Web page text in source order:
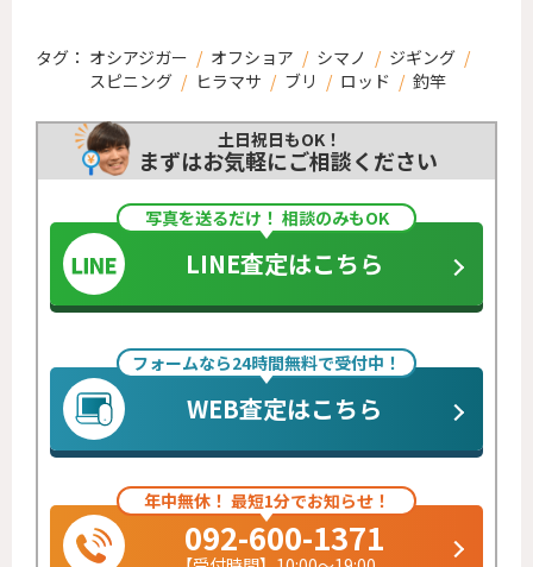
タグ： オシアジガー / オフショア / シマノ / ジギング /
スピニング / ヒラマサ / ブリ / ロッド / 釣竿
土日祝日もOK！
まずはお気軽にご相談ください
写真を送るだけ！ 相談のみもOK
LINE査定はこちら
フォームなら24時間無料で受付中！
WEB査定はこちら
年中無休！ 最短1分でお知らせ！
092-600-1371